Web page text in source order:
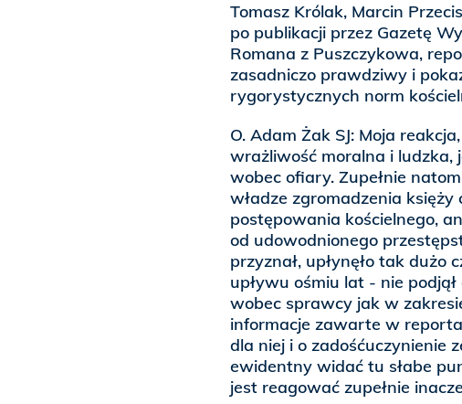
Tomasz Królak, Marcin
po publikacji przez Gazetę
Romana z Puszczykowa,
zasadniczo prawdziwy i
rygorystycznych norm
O. Adam Żak SJ: Moja
wrażliwość moralna i ludzka,
wobec ofiary. Zupełnie
władze zgromadzenia
postępowania kościelnego,
od udowodnionego
przyznał, upłynęło tak dużo
upływu ośmiu lat - nie
wobec sprawcy jak w
informacje zawarte w
dla niej i o zadośćuczynienie
ewidentny widać tu słabe
jest reagować zupełnie